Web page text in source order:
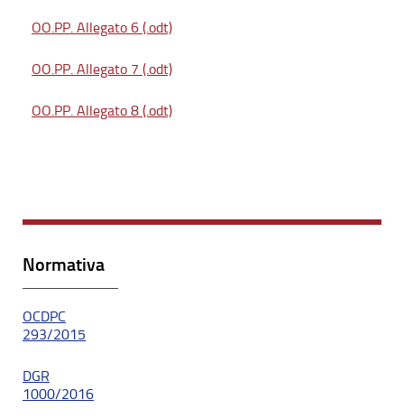
OO.PP. Allegato 6 (.odt)
OO.PP. Allegato 7 (.odt)
OO.PP. Allegato 8 (.odt)
Normativa
OCDPC
293/2015
DGR
1000/2016